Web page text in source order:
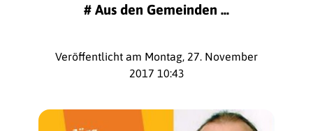
# Aus den Gemeinden ...
Veröffentlicht am Montag, 27. November
2017 10:43